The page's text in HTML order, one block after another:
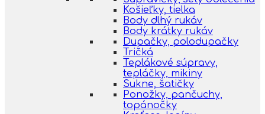
Košieľky, tielka
Body dlhý rukáv
Body krátky rukáv
Dupačky, polodupačky
Tričká
Teplákové súpravy,
tepláčky, mikiny
Sukne, šatičky
Ponožky, pančuchy,
topánočky